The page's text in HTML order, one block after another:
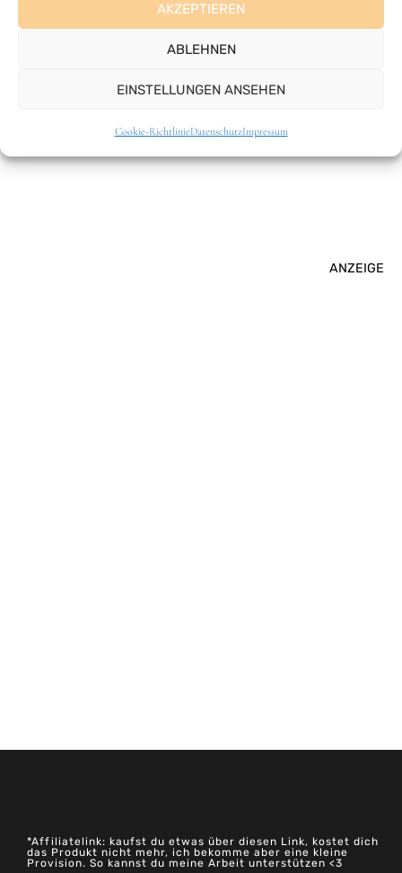
AKZEPTIEREN
ABLEHNEN
EINSTELLUNGEN ANSEHEN
Cookie-RichtlinieDatenschutzImpressum
ANZEIGE
*Affiliatelink: kaufst du etwas über diesen Link, kostet dich
das Produkt nicht mehr, ich bekomme aber eine kleine
Provision. So kannst du meine Arbeit unterstützen <3